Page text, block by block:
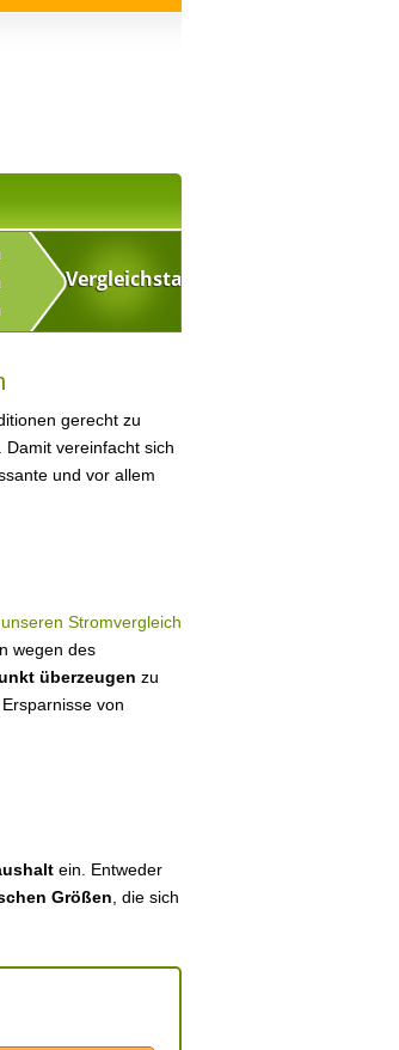
gerecht zu
Damit vereinfacht sich
und vor allem
Stromvergleich
wegen des
überzeugen zu
von
ein. Entweder
Größen , die sich